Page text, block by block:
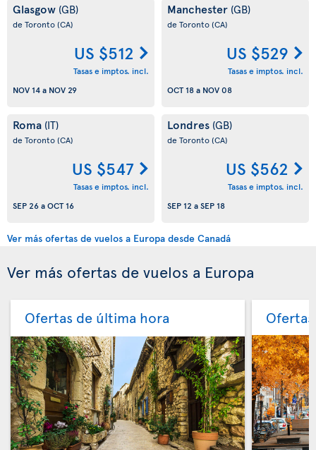
Glasgow (GB)
de Toronto(CA)
US $512
Tasas e imptos. incl.
NOV 14a NOV 29
Manchester (GB)
de Toronto(CA)
US $529
Tasas e imptos. incl.
OCT 18a NOV 08
Roma (IT)
de Toronto(CA)
US $547
Tasas e imptos. incl.
SEP 26aOCT 16
Londres (GB)
de Toronto(CA)
US $562
Tasas e imptos. incl.
SEP 12 aSEP 18
Ver más ofertas de vuelos a Europa desde Canadá
Ver más ofertas de vuelos a Europa
Ofertas de última hora